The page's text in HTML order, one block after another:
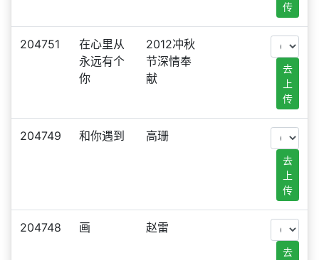
传
204751
在心里从
永远有个
你
2012冲秋
节深情奉
献
去
上
传
204749 和你遇到 高珊
去
上
传
204748 画 赵雷
去